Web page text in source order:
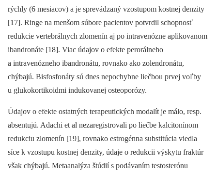
rýchly (6 mesiacov) a je sprevádzaný vzostupom kostnej denzity
[17]. Ringe na menšom súbore pacientov potvrdil schopnosť
redukcie vertebrálnych zlomenín aj po intravenózne aplikovanom
ibandronáte [18]. Viac údajov o efekte perorálneho
a intravenózneho ibandronátu, rovnako ako zolendronátu,
chýbajú. Bisfosfonáty sú dnes nepochybne liečbou prvej voľby
u glukokortikoidmi indukovanej osteoporózy.
Údajov o efekte ostatných terapeutických modalít je málo, resp.
absentujú. Adachi et al nezaregistrovali po liečbe kalcitonínom
redukciu zlomenín [19], rovnako estrogénna substitúcia viedla
síce k vzostupu kostnej denzity, údaje o redukcii výskytu fraktúr
však chýbajú. Metaanalýza štúdií s podávaním testosterónu